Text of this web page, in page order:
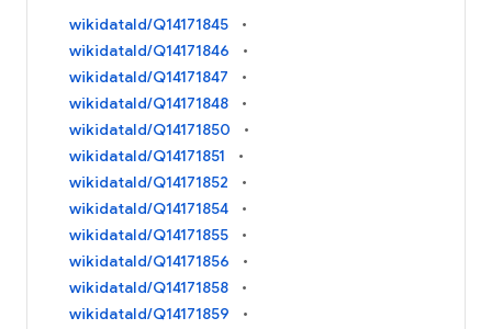
wikidataId/Q14171845
wikidataId/Q14171846
wikidataId/Q14171847
wikidataId/Q14171848
wikidataId/Q14171850
wikidataId/Q14171851
wikidataId/Q14171852
wikidataId/Q14171854
wikidataId/Q14171855
wikidataId/Q14171856
wikidataId/Q14171858
wikidataId/Q14171859